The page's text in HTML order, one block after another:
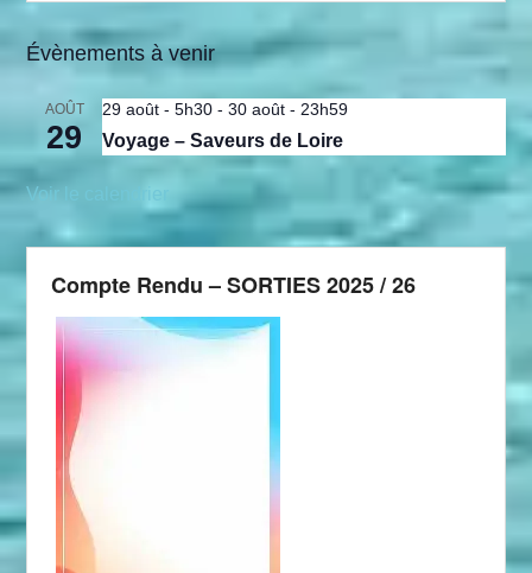
Évènements à venir
AOÛT
29
29 août - 5h30 -30 août - 23h59
Voyage – Saveurs de Loire
Voir le calendrier
Compte Rendu – SORTIES 2025 / 26